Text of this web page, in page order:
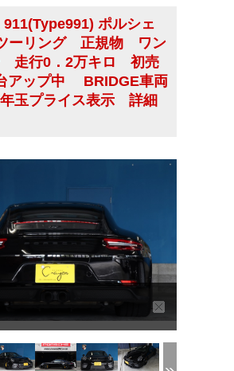
911(Type991) ポルシェ
ーリング 正規物 ワン
走行0．2万キロ 初売
アップ中 BRIDGE車両
玉プライス表示 詳細